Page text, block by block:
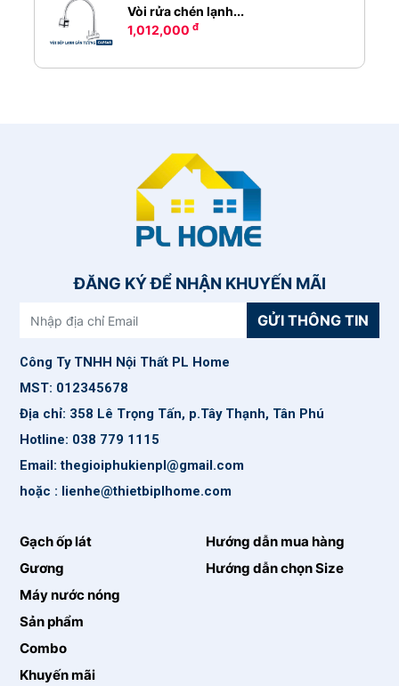
Vòi rửa chén lạnh...
1,012,000đ
ĐĂNG KÝ ĐỂ NHẬN KHUYẾN MÃI
GỬI THÔNG TIN
Công Ty TNHH Nội Thất PL Home
MST: 012345678
Địa chỉ: 358 Lê Trọng Tấn, p.Tây Thạnh, Tân Phú
Hotline: 038 779 1115
Email: thegioiphukienpl@gmail.com
hoặc : lienhe@thietbiplhome.com
Gạch ốp lát
Gương
Máy nước nóng
Sản phẩm
Combo
Khuyến mãi
Hướng dẫn mua hàng
Hướng dẫn chọn Size